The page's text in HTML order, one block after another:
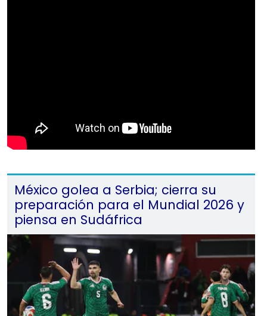
México golea a Serbia; cierra su
preparación para el Mundial 2026 y
piensa en Sudáfrica